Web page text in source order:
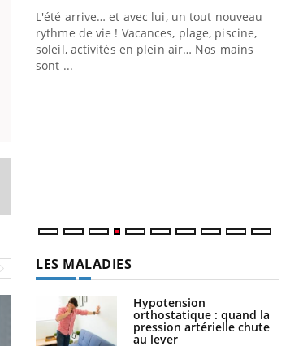
L'été arrive… et avec lui, un tout nouveau
rythme de vie ! Vacances, plage, piscine,
soleil, activités en plein air… Nos mains
sont ...
LES MALADIES
Hypotension
orthostatique : quand la
pression artérielle chute
au lever